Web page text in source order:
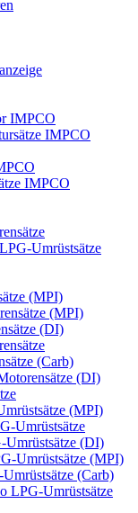
IMPCO
IMPCO
IMPCO
Umrüstsätze
(MPI)
(MPI)
(DI)
(Carb)
(DI)
(MPI)
Umrüstsätze
(DI)
Umrüstsätze (MPI)
(Carb)
LPG-Umrüstsätze